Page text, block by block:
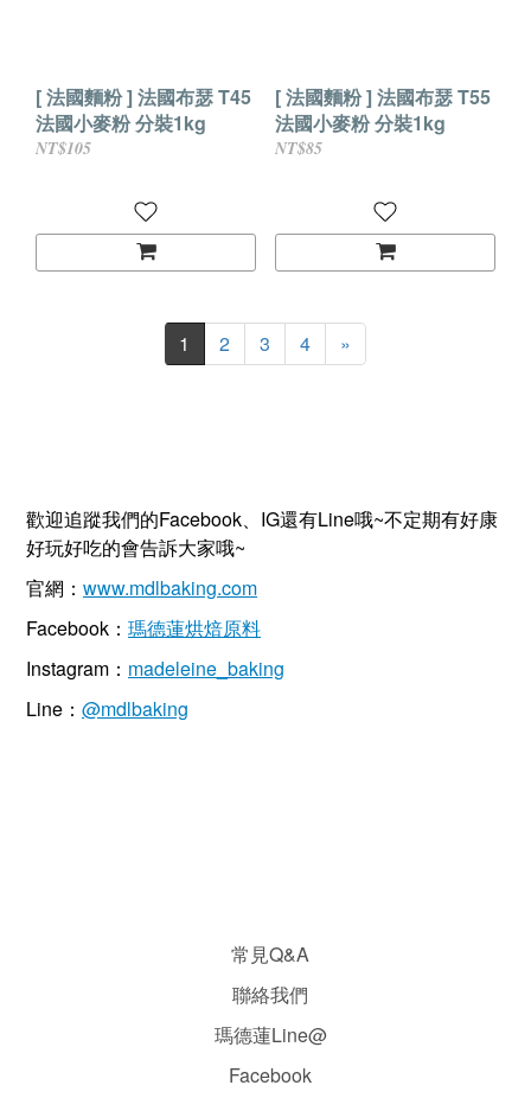
[ 法國麵粉 ] 法國布瑟 T45
法國小麥粉 分裝1kg
NT$105
[ 法國麵粉 ] 法國布瑟 T55
法國小麥粉 分裝1kg
NT$85
1 2 3 4 »
歡迎追蹤我們的Facebook、IG還有Line哦~不定期有好康
好玩好吃的會告訴大家哦~
官網： www.mdlbaking.com
Facebook： 瑪德蓮烘焙原料
Instagram： madeleine_baking
Line： @mdlbaking
常見Q&A
聯絡我們
瑪德蓮Line@
Facebook